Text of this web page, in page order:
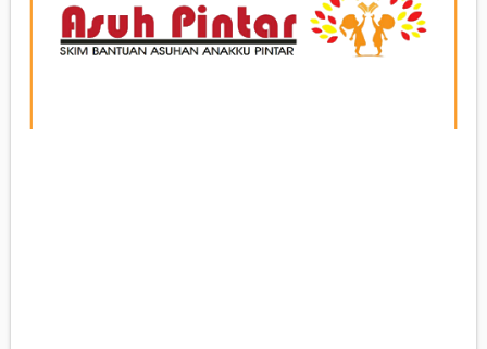
Info Kerjaya